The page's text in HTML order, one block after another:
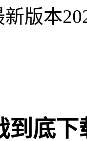
版本
到底